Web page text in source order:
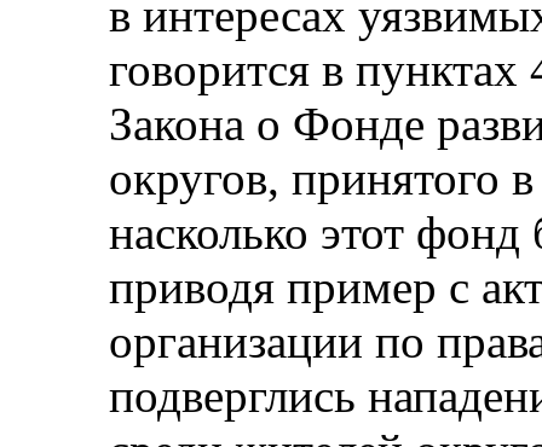
в интересах
говорится в
Закона о Фонде
округов, принятого
насколько этот
приводя пример с
организации по
подверглись